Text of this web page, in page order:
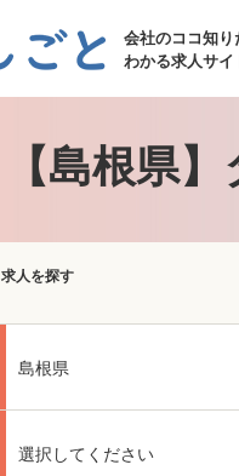
会社のココ知
わかる求人サイ
【島根県
求人を探す
島根県
選択してください